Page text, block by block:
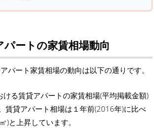
パートの家賃相場動向
パート家賃相場の動向は以下の通りです。
る賃貸アパートの家賃相場(平均掲載金額)
賃貸アパート相場は１年前(2016年)に比べ
)と上昇しています。